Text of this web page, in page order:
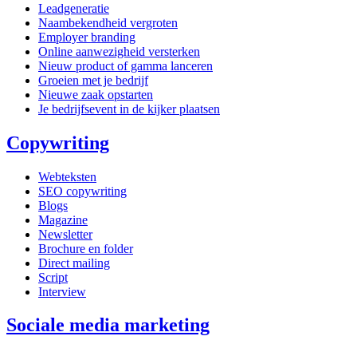
Leadgeneratie
Naambekendheid vergroten
Employer branding
Online aanwezigheid versterken
Nieuw product of gamma lanceren
Groeien met je bedrijf
Nieuwe zaak opstarten
Je bedrijfsevent in de kijker plaatsen
Copywriting
Webteksten
SEO copywriting
Blogs
Magazine
Newsletter
Brochure en folder
Direct mailing
Script
Interview
Sociale media marketing